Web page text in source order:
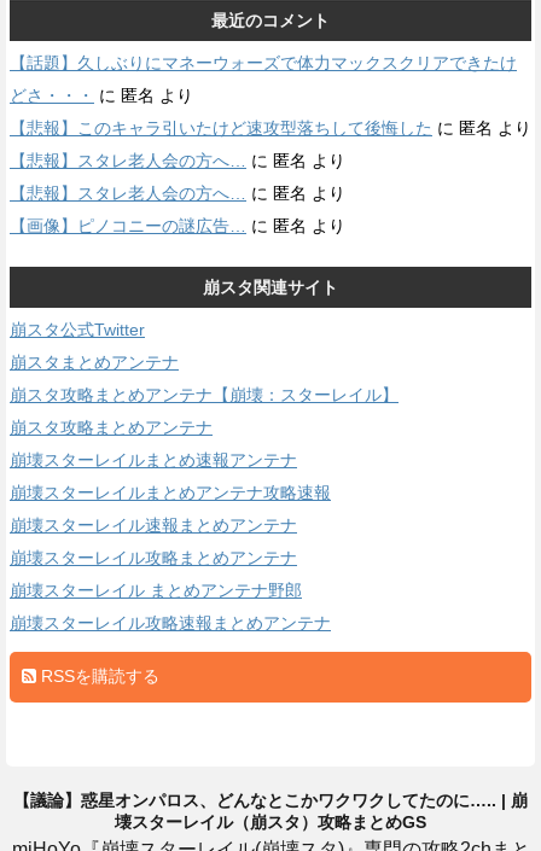
最近のコメント
【話題】久しぶりにマネーウォーズで体力マックスクリアできたけ
どさ・・・
に 匿名 より
【悲報】このキャラ引いたけど速攻型落ちして後悔した に 匿名 より
【悲報】スタレ老人会の方へ…
に 匿名 より
【悲報】スタレ老人会の方へ…
に 匿名 より
【画像】ピノコニーの謎広告…
に 匿名 より
崩スタ関連サイト
崩スタ公式Twitter
崩スタまとめアンテナ
崩スタ攻略まとめアンテナ【崩壊：スターレイル】
崩スタ攻略まとめアンテナ
崩壊スターレイルまとめ速報アンテナ
崩壊スターレイルまとめアンテナ攻略速報
崩壊スターレイル速報まとめアンテナ
崩壊スターレイル攻略まとめアンテナ
崩壊スターレイル まとめアンテナ野郎
崩壊スターレイル攻略速報まとめアンテナ
RSSを購読する
【議論】惑星オンパロス、どんなとこかワクワクしてたのに….. | 崩
壊スターレイル（崩スタ）攻略まとめGS